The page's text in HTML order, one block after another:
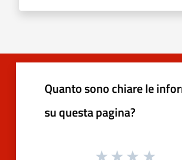
Quanto sono chiare le
su questa pagina?